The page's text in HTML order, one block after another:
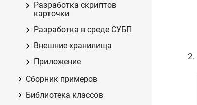
Разработка скриптов
карточки
Разработка в среде СУБП
Внешние хранилища
Приложение
Сборник примеров
Библиотека классов